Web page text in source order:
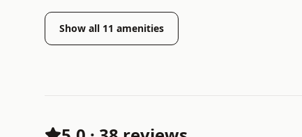
Show all 11 amenities